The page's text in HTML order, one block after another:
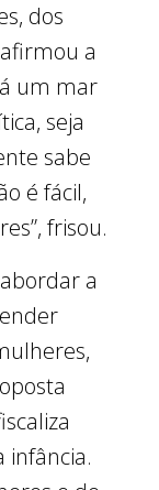
dos
a
um mar
seja
sabe
é fácil,
frisou.
a
infância.